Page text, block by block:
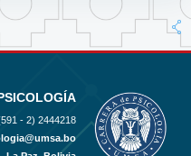
- 2) 2444218